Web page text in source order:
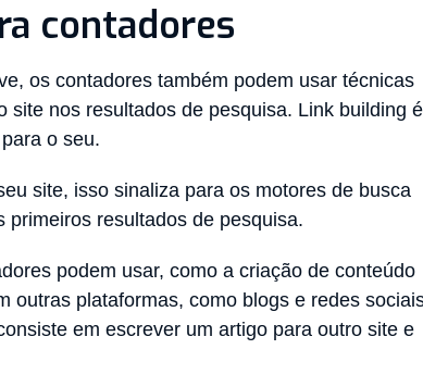
contadores
os contadores também podem usar técnicas
nos resultados de pesquisa. Link building é
o seu.
site, isso sinaliza para os motores de busca
resultados de pesquisa.
podem usar, como a criação de conteúdo
outras plataformas, como blogs e redes
em escrever um artigo para outro site e